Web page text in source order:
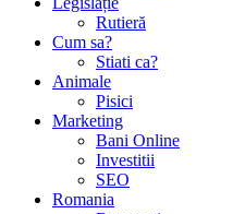
Rutieră
Cum sa?
Stiati ca?
Animale
Pisici
Marketing
Bani Online
Investitii
SEO
Romania